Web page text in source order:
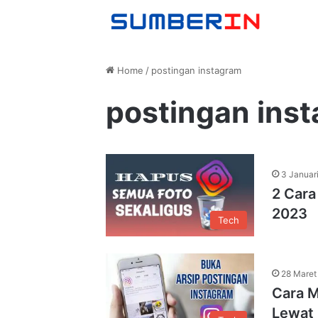
Home / postingan instagram
postingan
Tech
3
2
2023
28
Cara
Lewat